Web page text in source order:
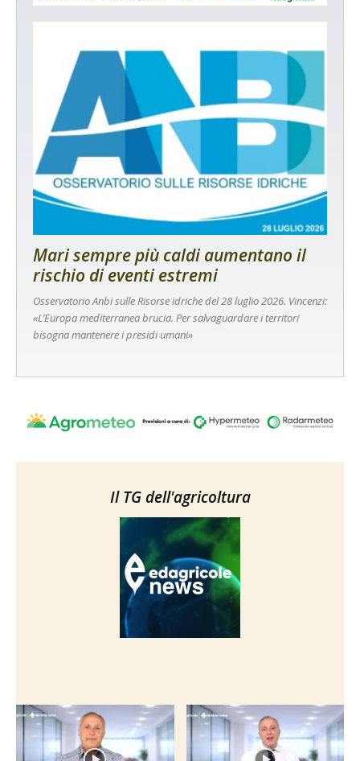
Mari sempre più caldi aumentano il
rischio di eventi estremi
Osservatorio Anbi sulle Risorse idriche del 28 luglio 2026. Vincenzi:
«L’Europa mediterranea brucia. Per salvaguardare i territori
bisogna mantenere i presidi umani»
Il TG dell'agricoltura